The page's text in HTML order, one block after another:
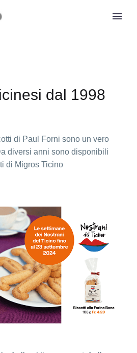
dal 1998
di Paul Forni sono un vero
diversi anni sono disponibili
di Migros Ticino